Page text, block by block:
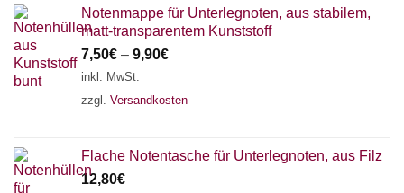
Notenmappe für Unterlegnoten, aus stabilem,
matt-transparentem Kunststoff
7,50€ – 9,90€
inkl. MwSt.
zzgl. Versandkosten
Flache Notentasche für Unterlegnoten, aus Filz
12,80€